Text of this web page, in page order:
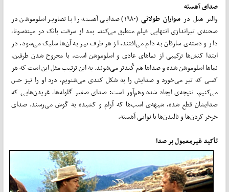
صدای آهسته
والتر هیل در سواران طولانی
(۱۹۸۰) صدایی آهسته را با تصاویر اسلوموشن در
صحنه‌ی تیراندازی انتهایی فیلم منطبق می‌کند. بعد از سرقت بانک در مینه‌سوتا،
دار و دسته‌ی‌ سارقان به دام می‌افتند. از هر طرف تیر به آن‌ها شلیک می‌شود. در
ابتدا کنش‌ها ترکیبی از نماهای عادی و اسلوموشن است. با مجروح شدن طرفین،
نماها اسلوموشن شده و صدا‌ها هم کُند‌تر می‌شوند. به این ترتیب مثل این است که هر
کسی که تیر می‌خورد و صدایش را به شکل کندی می‌شنویم، درد او را نیز حس
می‌کنیم. نتیجه‌ی ایجاد شده وهم‌‌آور است: صدای صفیر گلوله‌ها، غریدن‌هایی که
صدایشان قطع شده، شیهه‌ی اسب‌ها که آرام و کشیده به گوش می‌رسند. صدای
خرخر کردن‌ها و نالیدن‌ها با نوایی آهسته.
تأکید غیرمعمول بر صدا